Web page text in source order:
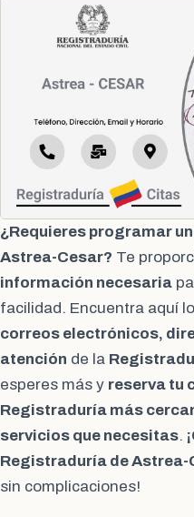
¿Requieres programar
Astrea-Cesar? Te
información necesaria
facilidad. Encuentra aquí
correos electrónicos,
atención de la
esperes más y reserva tu
Registraduría más
servicios que necesitas.
Registraduría de Astrea-
sin complicaciones!